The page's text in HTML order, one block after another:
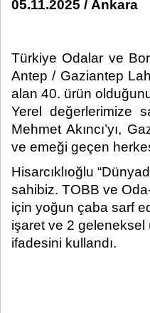
05.11.2025 / Ankara
Türkiye Odalar ve
Antep / Gaziantep
alan 40. ürün
Yerel değerlerimize
Mehmet Akıncı’yı,
ve emeği geçen
Hisarcıklıoğlu
sahibiz. TOBB ve
için yoğun çaba sarf
işaret ve 2 geleneksel
ifadesini kullandı.